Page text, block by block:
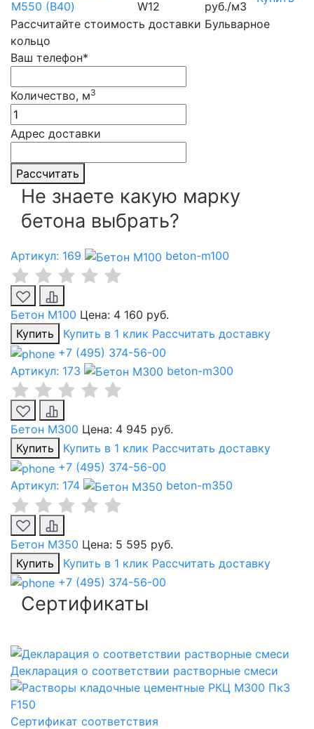
М550 (B40)
W12
руб./м3
Рассчитайте стоимость доставки Бульварное
кольцо
Ваш телефон*
Количество, м3
Адрес доставки
Рассчитать
Не знаете какую марку
бетона выбрать?
Артикул: 169 beton-m100
Бетон М100 Цена: 4 160 руб.
Купить
Купить в 1 клик Рассчитать доставку
+7 (495) 374-56-00
Артикул: 173
beton-m300
Бетон М300 Цена: 4 945 руб.
Купить
Купить в 1 клик Рассчитать доставку
+7 (495) 374-56-00
Артикул: 174
beton-m350
Бетон М350 Цена: 5 595 руб.
Купить
Купить в 1 клик Рассчитать доставку
+7 (495) 374-56-00
Сертификаты
Декларация о соответствии растворные смеси
Сертификат соответствия